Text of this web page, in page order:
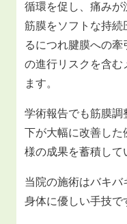
循環を促し、痛みが
筋膜をソフトな持続
るにつれ腱膜への
の進行リスクを含む
ます。
学術報告でも筋膜調
下が大幅に改善し
様の成果を蓄積して
当院の施術はバキ
身体に優しい手技で